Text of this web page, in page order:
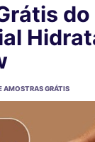
do
AMOSTRAS GRÁTIS